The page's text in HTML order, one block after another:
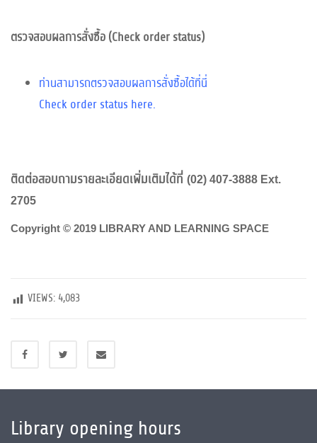
ตรวจสอบผลการสั่งซื้อ (Check order status)
ท่านสามารถตรวจสอบผลการสั่งซื้อได้ที่นี่
Check order status here.
ติดต่อสอบถามรายละเอียดเพิ่มเติมได้ที่ (02) 407-3888 Ext.
2705
Copyright © 2019 LIBRARY AND LEARNING SPACE
VIEWS: 4,083
Library opening hours